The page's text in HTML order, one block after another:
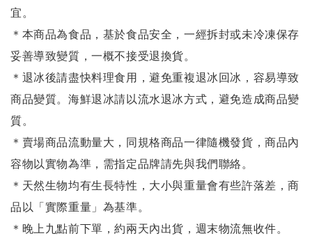
宜。
＊本商品為食品，基於食品安全，一經拆封或未冷凍保存
妥善導致變質，一概不接受退換貨。
＊退冰後請盡快料理食用，避免重複退冰回冰，容易導致
商品變質。海鮮退冰請以流水退冰方式，避免造成商品變
質。
＊賣場商品流動量大，同規格商品一律隨機發貨，商品內
容物以實物為準，需指定品牌請先與我們聯絡。
＊天然生物均有生長特性，大小與重量會有些許落差，商
品以「實際重量」為基準。
＊晚上九點前下單，約兩天內出貨，週末物流無收件。